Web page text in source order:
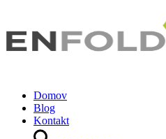
Domov
Blog
Kontakt